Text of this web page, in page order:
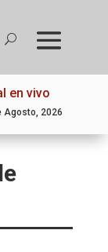
en vivo
Agosto, 2026